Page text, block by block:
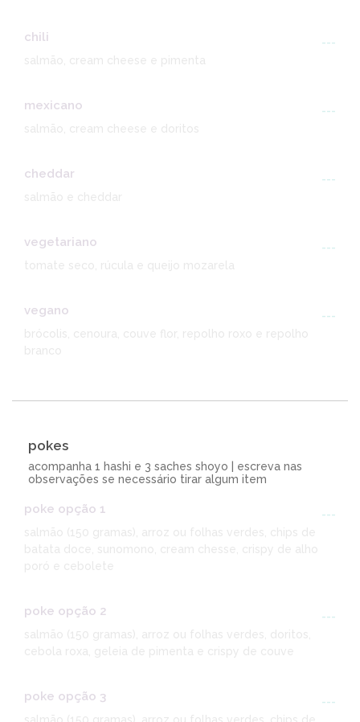
chili
---
salmão, cream cheese e pimenta
mexicano
---
salmão, cream cheese e doritos
cheddar
---
salmão e cheddar
vegetariano
---
tomate seco, rúcula e queijo mozarela
vegano
---
brócolis, cenoura, couve flor, repolho roxo e repolho
branco
pokes
acompanha 1 hashi e 3 saches shoyo | escreva nas
observações se necessário tirar algum item
poke opção 1
---
salmão (150 gramas), arroz ou folhas verdes, chips de
batata doce, sunomono, cream chesse, crispy de alho
poró e cebolete
poke opção 2
---
salmão (150 gramas), arroz ou folhas verdes, doritos,
cebola roxa, geleia de pimenta e crispy de couve
poke opção 3
---